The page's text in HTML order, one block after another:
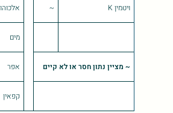
ויטמין K ~
מים
~ מציין נתון חסר או לא קיים אפר
קפאין